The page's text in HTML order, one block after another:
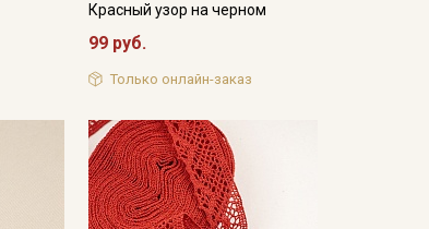
Красный узор на черном
99 руб.
Только онлайн-заказ